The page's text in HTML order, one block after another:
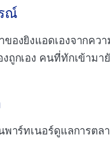
ณ์
ของยิงแอดเองจากคว
งถูกเอง คนที่ทักเข้าม
พาร์ทเนอร์ดูแลการต